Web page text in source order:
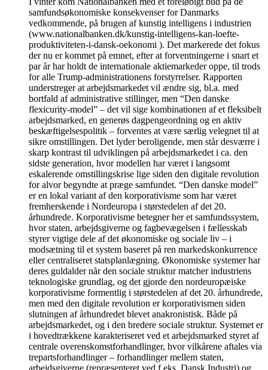
samfundsøkonomiske konsekvenser for Danmarks
vedkommende, på brugen af kunstig intelligens i industrien
(www.nationalbanken.dk/kunstig-intelligens-kan-loefte-
produktiviteten-i-dansk-oekonomi ). Det markerede det fokus
der nu er kommet på emnet, efter at forventningerne i snart et
par år har holdt de internationale aktiemarkeder oppe, til trods
for alle Trump-administrationens forstyrrelser. Rapporten
understreger at arbejdsmarkedet vil ændre sig, bl.a. med
bortfald af administrative stillinger, men “Den danske
flexicurity-model” – det vil sige kombinationen af et fleksibelt
arbejdsmarked, en generøs dagpengeordning og en aktiv
beskæftigelsespolitik – forventes at være særlig velegnet til at
sikre omstillingen. Det lyder beroligende, men står desværre i
skarp kontrast til udviklingen på arbejdsmarkedet i ca. den
sidste generation, hvor modellen har været i langsomt
eskalerende omstillingskrise lige siden den digitale revolution
for alvor begyndte at præge samfundet. “Den danske model”
er en lokal variant af den korporativisme som har været
fremherskende i Nordeuropa i størstedelen af det 20.
århundrede. Korporativisme betegner her et samfundssystem,
hvor staten, arbejdsgiverne og fagbevægelsen i fællesskab
styrer vigtige dele af det økonomiske og sociale liv – i
modsætning til et system baseret på ren markedskonkurrence
eller centraliseret statsplanlægning. Økonomiske systemer har
deres guldalder når den sociale struktur matcher industriens
teknologiske grundlag, og det gjorde den nordeuropæiske
korporativisme formentlig i størstedelen af det 20. århundrede,
men med den digitale revolution er korporativismen siden
slutningen af århundredet blevet anakronistisk. Både på
arbejdsmarkedet, og i den bredere sociale struktur. Systemet er
i hovedtrækkene karakteriseret ved et arbejdsmarked styret af
centrale overenskomstforhandlinger, hvor vilkårene aftales via
trepartsforhandlinger – forhandlinger mellem staten,
arbejdsgiverne (repræsenteret ved f.eks. Dansk Industri) og